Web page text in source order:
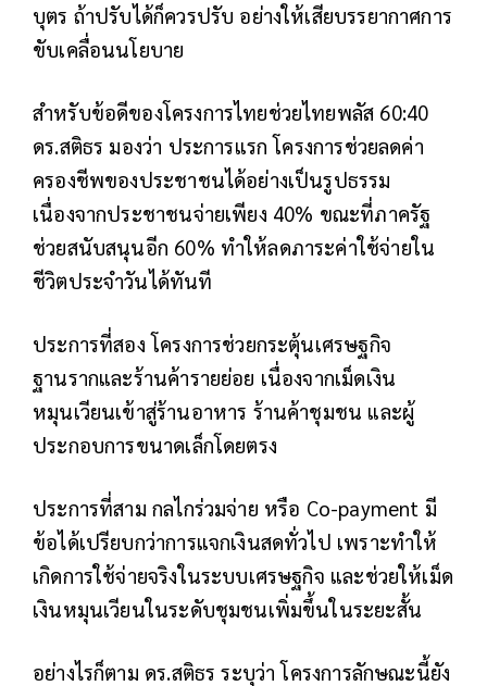
บุตร ถ้าปรับได้ก็ควรปรับ อย่างให้เสียบรรยากาศการ
ขับเคลื่อนนโยบาย
สำหรับข้อดีของโครงการไทยช่วยไทยพลัส 60:40
ดร.สติธร มองว่า ประการแรก โครงการช่วยลดค่า
ครองชีพของประชาชนได้อย่างเป็นรูปธรรม
เนื่องจากประชาชนจ่ายเพียง 40% ขณะที่ภาครัฐ
ช่วยสนับสนุนอีก 60% ทำให้ลดภาระค่าใช้จ่ายใน
ชีวิตประจำวันได้ทันที
ประการที่สอง โครงการช่วยกระตุ้นเศรษฐกิจ
ฐานรากและร้านค้ารายย่อย เนื่องจากเม็ดเงิน
หมุนเวียนเข้าสู่ร้านอาหาร ร้านค้าชุมชน และผู้
ประกอบการขนาดเล็กโดยตรง
ประการที่สาม กลไกร่วมจ่าย หรือ Co-payment มี
ข้อได้เปรียบกว่าการแจกเงินสดทั่วไป เพราะทำให้
เกิดการใช้จ่ายจริงในระบบเศรษฐกิจ และช่วยให้เม็ด
เงินหมุนเวียนในระดับชุมชนเพิ่มขึ้นในระยะสั้น
อย่างไรก็ตาม ดร.สติธร ระบุว่า โครงการลักษณะนี้ยัง